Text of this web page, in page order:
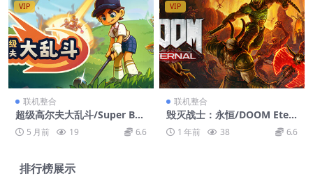
VIP
联机整合
超级高尔夫大乱斗/Super Bat
tle Golf/支持网络联机
5 月前 19 6.6
VIP
联机整合
毁灭战士：永恒/DOOM Eter
nal/支持网络联机
1 年前 38 6.6
排行榜展示